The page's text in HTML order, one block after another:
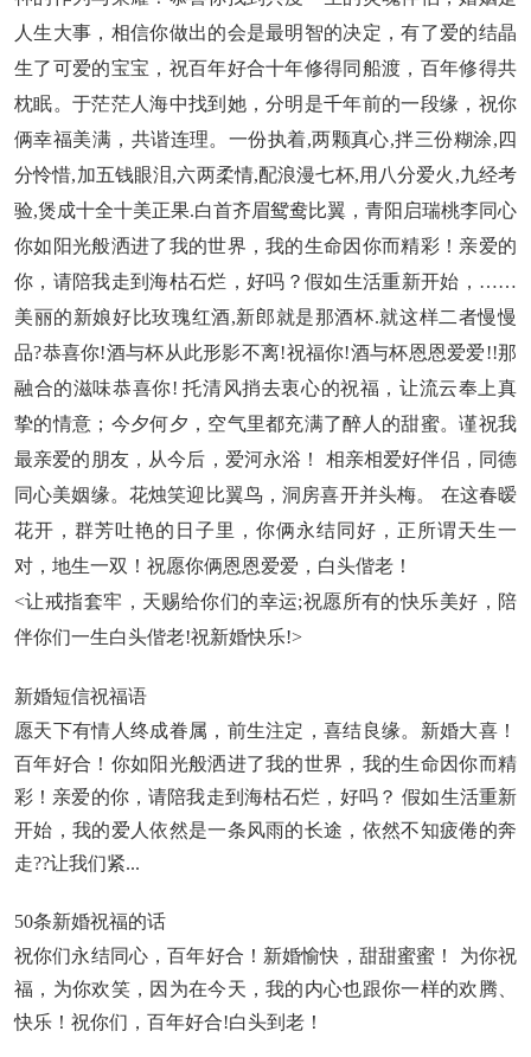
人生大事，相信你做出的会是最明智的决定，有了爱的结晶
生了可爱的宝宝，祝百年好合十年修得同船渡，百年修得共
枕眠。于茫茫人海中找到她，分明是千年前的一段缘，祝你
俩幸福美满，共谐连理。一份执着,两颗真心,拌三份糊涂,四
分怜惜,加五钱眼泪,六两柔情,配浪漫七杯,用八分爱火,九经考
验,煲成十全十美正果.白首齐眉鸳鸯比翼，青阳启瑞桃李同心
你如阳光般洒进了我的世界，我的生命因你而精彩！亲爱的
你，请陪我走到海枯石烂，好吗？假如生活重新开始，……
美丽的新娘好比玫瑰红酒,新郎就是那酒杯.就这样二者慢慢
品?恭喜你!酒与杯从此形影不离!祝福你!酒与杯恩恩爱爱!!那
融合的滋味恭喜你! 托清风捎去衷心的祝福，让流云奉上真
挚的情意；今夕何夕，空气里都充满了醉人的甜蜜。谨祝我
最亲爱的朋友，从今后，爱河永浴！ 相亲相爱好伴侣，同德
同心美姻缘。花烛笑迎比翼鸟，洞房喜开并头梅。 在这春暧
花开，群芳吐艳的日子里，你俩永结同好，正所谓天生一
对，地生一双！祝愿你俩恩恩爱爱，白头偕老！
<让戒指套牢，天赐给你们的幸运;祝愿所有的快乐美好，陪
伴你们一生白头偕老!祝新婚快乐!>
新婚短信祝福语
愿天下有情人终成眷属，前生注定，喜结良缘。新婚大喜！
百年好合！你如阳光般洒进了我的世界，我的生命因你而精
彩！亲爱的你，请陪我走到海枯石烂，好吗？ 假如生活重新
开始，我的爱人依然是一条风雨的长途，依然不知疲倦的奔
走??让我们紧...
50条新婚祝福的话
祝你们永结同心，百年好合！新婚愉快，甜甜蜜蜜！ 为你祝
福，为你欢笑，因为在今天，我的内心也跟你一样的欢腾、
快乐！祝你们，百年好合!白头到老！